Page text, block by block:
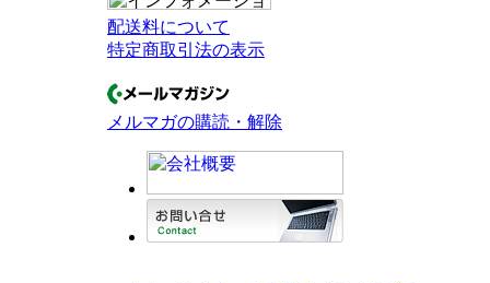
配送料について
特定商取引法の表示
メルマガの購読・解除